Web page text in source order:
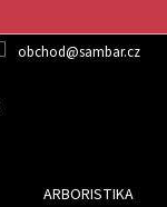
obchod@sambar.cz
ARBORISTIKA